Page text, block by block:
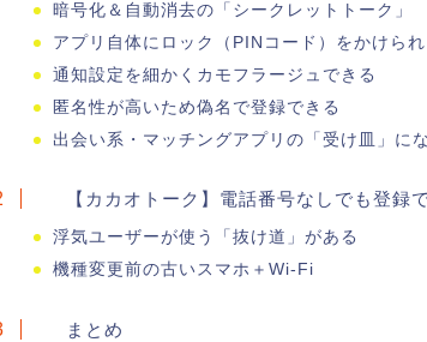
暗号化＆自動消去の「シークレットトーク」
アプリ自体にロック（PINコード）をかけられ
通知設定を細かくカモフラージュできる
匿名性が高いため偽名で登録できる
出会い系・マッチングアプリの「受け皿」に
【カカオトーク】電話番号なしでも登録
浮気ユーザーが使う「抜け道」がある
機種変更前の古いスマホ＋Wi-Fi
まとめ